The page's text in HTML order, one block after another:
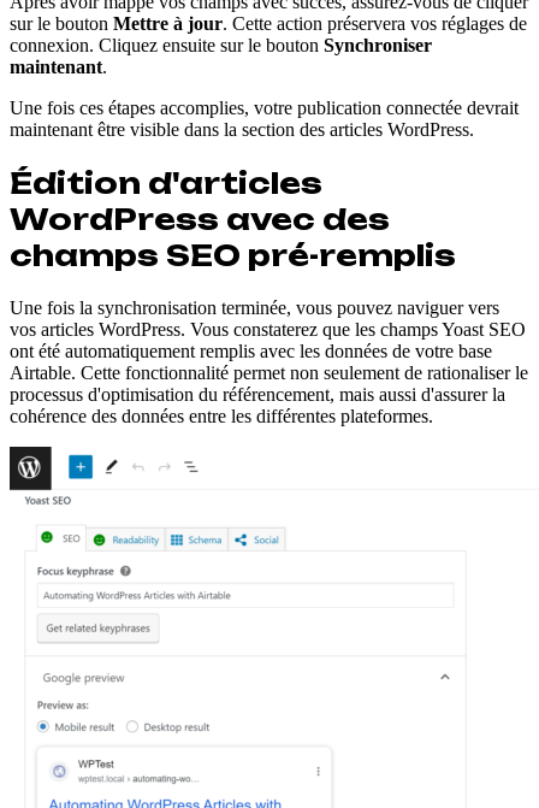
sur le bouton Mettre à jour. Cette action préservera vos réglages de
connexion. Cliquez ensuite sur le bouton Synchroniser
maintenant.
Une fois ces étapes accomplies, votre publication connectée devrait
maintenant être visible dans la section des articles WordPress.
Édition d'articles
WordPress avec des
champs SEO pré-remplis
Une fois la synchronisation terminée, vous pouvez naviguer vers
vos articles WordPress. Vous constaterez que les champs Yoast SEO
ont été automatiquement remplis avec les données de votre base
Airtable. Cette fonctionnalité permet non seulement de rationaliser le
processus d'optimisation du référencement, mais aussi d'assurer la
cohérence des données entre les différentes plateformes.